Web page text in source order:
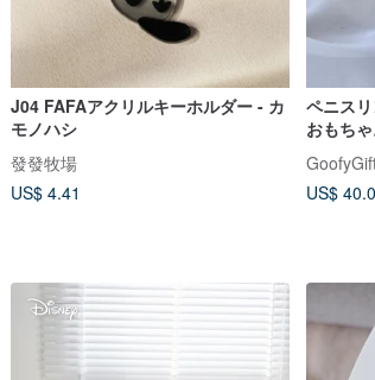
J04 FAFAアクリルキーホルダー - カ
モノハシ
發發牧場
US$ 4.41
ペニス
おもち
クボウ。
US$